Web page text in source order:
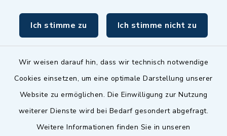
Ich stimme zu Ich stimme nicht zu
Wir weisen darauf hin, dass wir technisch notwendige
Cookies einsetzen, um eine optimale Darstellung unserer
Website zu ermöglichen. Die Einwilligung zur Nutzung
weiterer Dienste wird bei Bedarf gesondert abgefragt.
Weitere Informationen finden Sie in unseren
inixmedia GmbH
Barrierefreiheit